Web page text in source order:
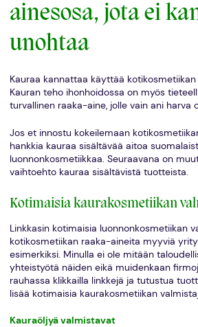
ainesosa, jota ei
unohtaa
Kauraa kannattaa käyttää kotikosmetiikan
Kauran teho ihonhoidossa on myös
turvallinen raaka-aine, jolle vain ani harva
Jos et innostu kokeilemaan
hankkia kauraa sisältävää aitoa
luonnonkosmetiikkaa. Seuraavana on
vaihtoehto kauraa sisältävistä tuotteista.
Kotimaisia kaurakosmetiikan
Linkkasin kotimaisia luonnonkosmetiikan
kotikosmetiikan raaka-aineita myyviä
esimerkiksi. Minulla ei ole mitään
yhteistyötä näiden eikä muidenkaan
rauhassa klikkailla linkkejä ja tutustua
lisää kotimaisia kaurakosmetiikan
Kauraöljyä valmistavat